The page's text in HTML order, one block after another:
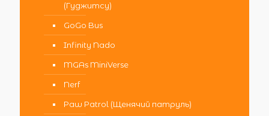
(Гуджитсу)
GoGo Bus
Infinity Nado
MGAs MiniVerse
Nerf
Paw Patrol (Щенячий патруль)